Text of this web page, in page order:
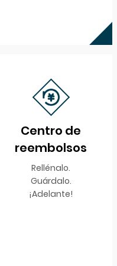
Centro de
reembolsos
Rellénalo.
Guárdalo.
¡Adelante!